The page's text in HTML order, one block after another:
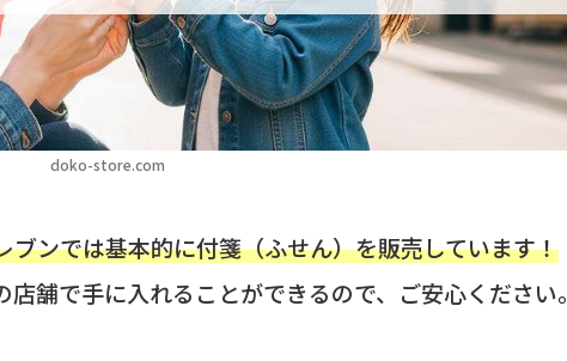
doko-store.com
ブンでは基本的に付箋（ふせん）を販売しています！
舗で手に入れることができるので、ご安心ください。